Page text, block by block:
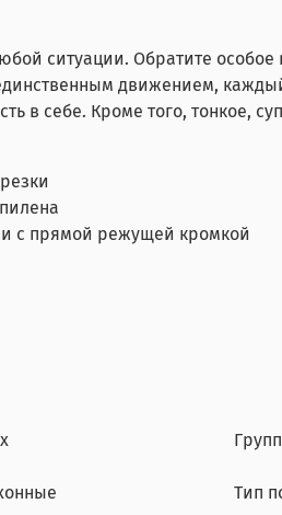
ситуации. Обратите
движением,
в себе. Кроме того, тонкое,
с прямой режущей кромкой
Тип